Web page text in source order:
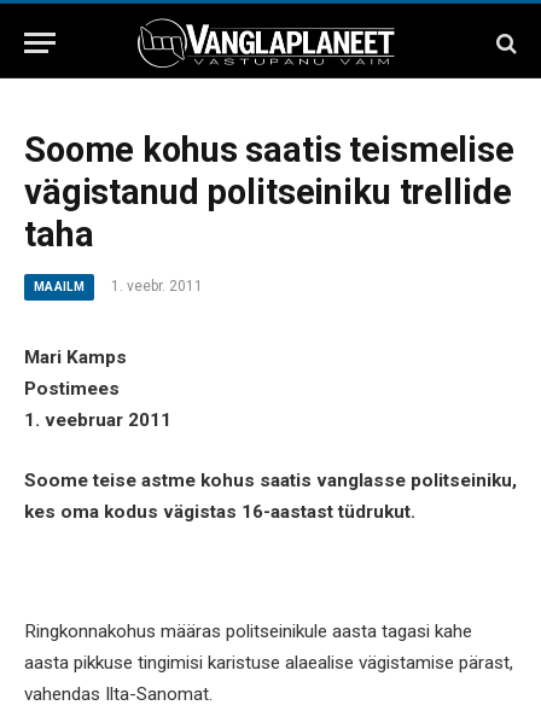
Soome kohus saatis teismelise
vägistanud politseiniku trellide
taha
MAAILM 1. veebr. 2011
Mari Kamps
Postimees
1. veebruar 2011
Soome teise astme kohus saatis vanglasse politseiniku,
kes oma kodus vägistas 16-aastast tüdrukut.
Ringkonnakohus määras politseinikule aasta tagasi kahe
aasta pikkuse tingimisi karistuse alaealise vägistamise pärast,
vahendas Ilta-Sanomat.